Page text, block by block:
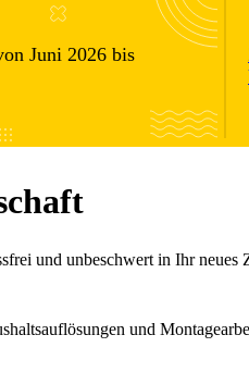
Juni 2026 bis
und unbeschwert in Ihr neues
und